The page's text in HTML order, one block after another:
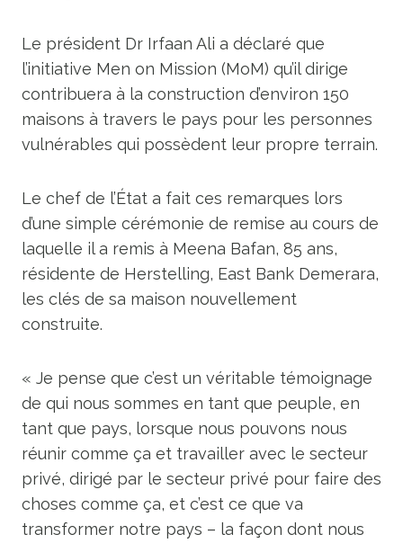
Le président Dr Irfaan Ali a déclaré que
l’initiative Men on Mission (MoM) qu’il dirige
contribuera à la construction d’environ 150
maisons à travers le pays pour les personnes
vulnérables qui possèdent leur propre terrain.
Le chef de l’État a fait ces remarques lors
d’une simple cérémonie de remise au cours de
laquelle il a remis à Meena Bafan, 85 ans,
résidente de Herstelling, East Bank Demerara,
les clés de sa maison nouvellement
construite.
« Je pense que c’est un véritable témoignage
de qui nous sommes en tant que peuple, en
tant que pays, lorsque nous pouvons nous
réunir comme ça et travailler avec le secteur
privé, dirigé par le secteur privé pour faire des
choses comme ça, et c’est ce que va
transformer notre pays – la façon dont nous